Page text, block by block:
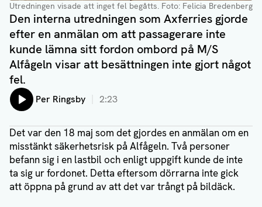
Utredningen visade att inget fel begåtts. Foto: Felicia Bredenberg
Den interna utredningen som Axferries gjorde
efter en anmälan om att passagerare inte
kunde lämna sitt fordon ombord på M/S
Alfågeln visar att besättningen inte gjort något
fel.
Lyssna på:
Per Ringsby 2:23
Det var den 18 maj som det gjordes en anmälan om en
misstänkt säkerhetsrisk på Alfågeln. Två personer
befann sig i en lastbil och enligt uppgift kunde de inte
ta sig ur fordonet. Detta eftersom dörrarna inte gick
att öppna på grund av att det var trångt på bildäck.